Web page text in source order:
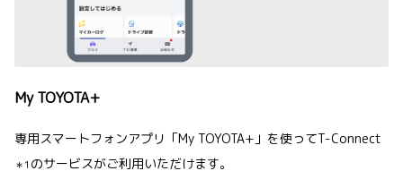
My TOYOTA+
専用スマートフォンアプリ「My TOYOTA+」を使ってT-Connect
＊1 のサービスがご利用いただけます。